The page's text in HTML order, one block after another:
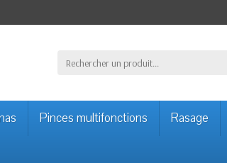
Pinces multifonctions Rasage